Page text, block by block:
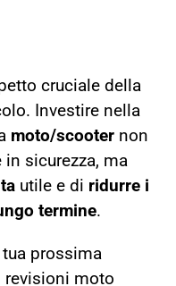
cruciale della
Investire nella
moto/scooternon
sicurezza, ma
utile e di ridurre i
termine.
prossima
revisioni moto